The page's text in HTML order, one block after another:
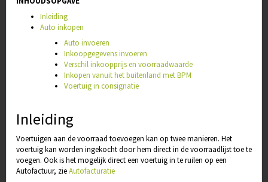
Inleiding
Auto inkopen
Auto invoeren
Inkoopgegevens invoeren
Verschil inkoopprijs en voorraadwaarde
Inkopen vanuit het buitenland met BPM
Voertuig in consignatie
Inleiding
Voertuigen aan de voorraad toevoegen kan op twee manieren. Het
voertuig kan worden ingekocht door hem direct in de voorraadlijst toe te
voegen. Ook is het mogelijk direct een voertuig in te ruilen op een
Autofactuur, zieAutofacturatie